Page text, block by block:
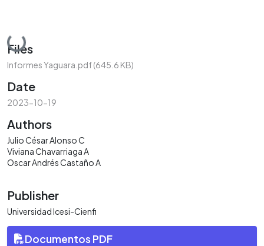
Loading...
Files
Informes Yaguara.pdf(645.6 KB)
Date
2023-10-19
Authors
Julio César Alonso C
Viviana Chavarriaga A
Oscar Andrés Castaño A
Publisher
Universidad Icesi-Cienfi
Documentos PDF